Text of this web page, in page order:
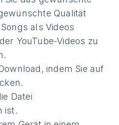
Qualität
als Videos
YouTube-Videos zu
indem Sie auf
Datei
ist.